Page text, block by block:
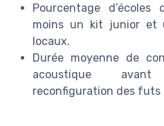
Pourcentage
moins un kit junior et
locaux.
Durée moyenne de
acoustique
reconfiguration des futs